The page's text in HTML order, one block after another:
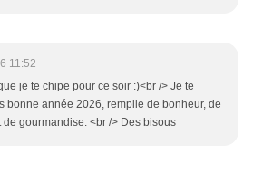
11:52
je te chipe pour ce soir :)<br /> Je te
bonne année 2026, remplie de bonheur, de
gourmandise. <br /> Des bisous